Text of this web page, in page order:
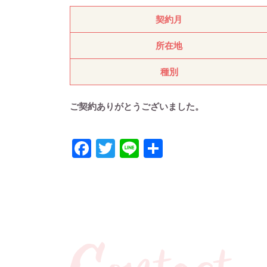
契約月
所在地
種別
ご契約ありがとうございました。
Facebook
Twitter
Line